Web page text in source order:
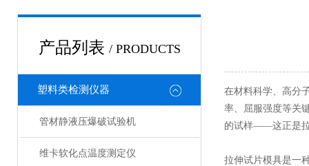
产品列表 / PRODUCTS
塑料类检测仪器
管材静液压爆破试验机
维卡软化点温度测定仪
在材料科学、高分
率、屈服强度等关
的试样——这正是拉
拉伸试片模具是一